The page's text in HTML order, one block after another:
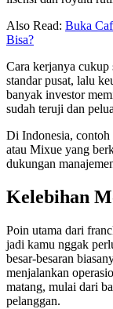
Also Read: Buka
Bisa?
Cara kerjanya cukup
standar pusat, lalu
banyak investor
sudah teruji dan
Di Indonesia, contoh
atau Mixue yang
dukungan
Kelebihan
Poin utama dari
jadi kamu nggak
besar-besaran
menjalankan
matang, mulai dari
pelanggan.